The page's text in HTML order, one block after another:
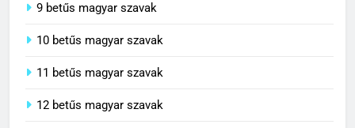
9 betűs magyar szavak
10 betűs magyar szavak
11 betűs magyar szavak
12 betűs magyar szavak